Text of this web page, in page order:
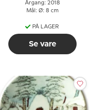
Årgang: 2018
Mål: Ø: 8 cm
PÅ LAGER
Se vare